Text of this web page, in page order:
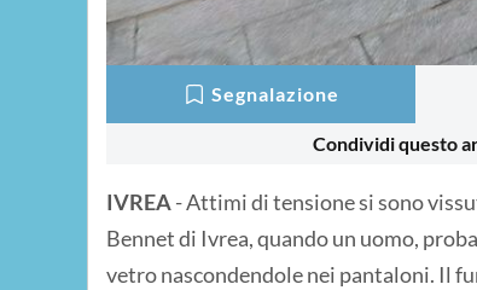
Segnalazione
Condividi questo
IVREA- Attimi di tensione si sono
Bennet di Ivrea, quando un uomo,
vetro nascondendole nei pantaloni. Il